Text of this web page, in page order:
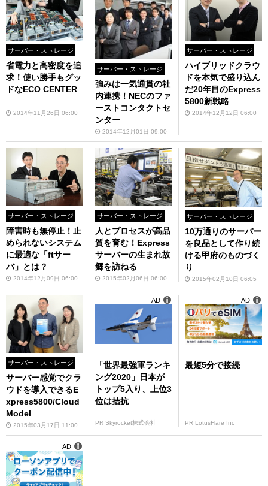
サーバー・ストレージ
省電力と高密度を追
求！使い勝手もグッ
ドなECO CENTER
2014年11月26日 06:00
サーバー・ストレージ
強みは一気通貫の社
内連携！NECのファ
ーストコンタクトセ
ンター
2014年12月01日 09:00
サーバー・ストレージ
ハイブリッドクラウ
ドを本気で盛り込ん
だ20年目のExpress
5800新戦略
2014年12月12日 06:00
サーバー・ストレージ
障害時も無停止！止
められないシステム
に最適な「ftサー
バ」とは？
2014年12月09日 06:00
サーバー・ストレージ
人とプロセスが高品
質を育む！Express
サーバーの生まれ故
郷を訪ねる
2015年02月06日 06:00
サーバー・ストレージ
10万通りのサーバー
を良品として作り続
ける甲府のものづく
り
2015年02月10日 06:05
サーバー・ストレージ
サーバー感覚でクラ
ウドを導入できるE
xpress5800/Cloud
Model
2015年03月17日 11:00
「世界最強軍ランキ
ング2020」日本が
トップ5入り、上位3
位は拮抗
PR Skyrocket株式会社
AD
最短5分で接続
PR LotusFlare Inc
AD
AD